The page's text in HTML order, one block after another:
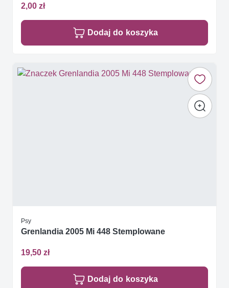
2,00 zł
Dodaj do koszyka
Psy
Grenlandia 2005 Mi 448 Stemplowane
19,50 zł
Dodaj do koszyka